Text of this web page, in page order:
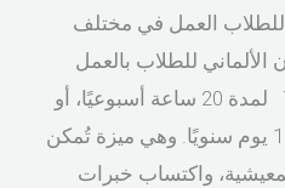
العمل في مختلف
للطلاب بالعمل
بنظام الدوام الجزئي Teilzeit لمدة 20 ساعة أسبوعيًا، أو
دوام كامل Vollzeit لمدة 120 يوم سنويًا. وهي ميزة تُمكن
واكتساب خبرات